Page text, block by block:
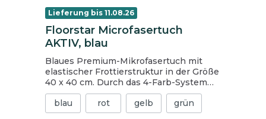
Lieferung bis 11.08.26
Floorstar Microfasertuch
AKTIV, blau
Blaues Premium-Mikrofasertuch mit
elastischer Frottierstruktur in der Größe
40 x 40 cm. Durch das 4-Farb-System
können Sie den Einsatzzweck des
Tuches einfach kenntlich machen. Das
Tuch ist universell einsetzbar und für
blau rot gelb grün